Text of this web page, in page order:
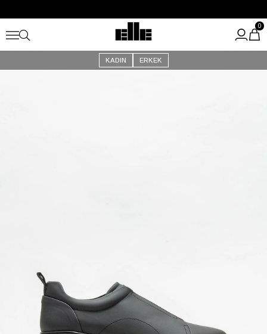
Kargo Ücretsiz!
KADIN ERKEK
0